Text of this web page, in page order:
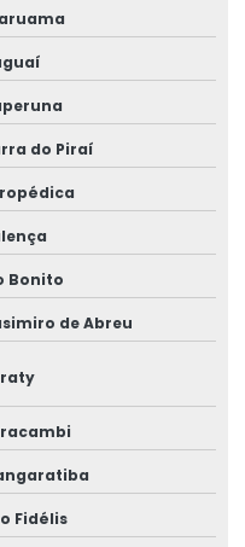
químicos
pericial
no trabalho
do Piraí
Bonito
de Abreu
Fidélis